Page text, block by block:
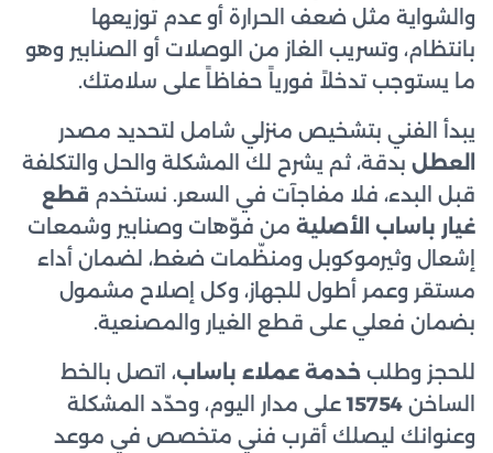
والشواية مثل ضعف الحرارة أو عدم توزيعها
بانتظام، وتسريب الغاز من الوصلات أو الصنابير وهو
ما يستوجب تدخلاً فورياً حفاظاً على سلامتك.
يبدأ الفني بتشخيص منزلي شامل لتحديد مصدر
العطل بدقة، ثم يشرح لك المشكلة والحل والتكلفة
قبل البدء، فلا مفاجآت في السعر. نستخدم قطع
غيار باساب الأصلية من فوّهات وصنابير وشمعات
إشعال وثيرموكوبل ومنظّمات ضغط، لضمان أداء
مستقر وعمر أطول للجهاز، وكل إصلاح مشمول
بضمان فعلي على قطع الغيار والمصنعية.
للحجز وطلب خدمة عملاء باساب، اتصل بالخط
الساخن 15754على مدار اليوم، وحدّد المشكلة
وعنوانك ليصلك أقرب فني متخصص في موعد